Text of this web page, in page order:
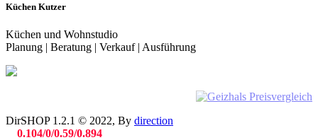
Küchen Kutzer
Küchen und Wohnstudio
Planung | Beratung | Verkauf | Ausführung
DirSHOP 1.2.1 © 2022, By direction
0.104/0/0.59/0.894